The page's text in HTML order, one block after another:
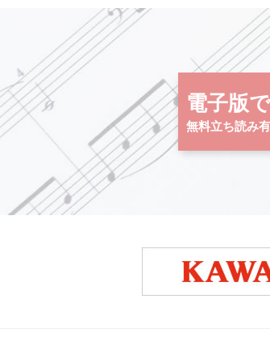
電子版
無料立ち読み有